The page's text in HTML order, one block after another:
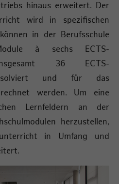
hinaus erweitert. Der
wird in spezifischen
in der Berufsschule
à sechs ECTS-
36 ECTS-
und für das
werden. Um eine
Lernfeldern an der
herzustellen,
in Umfang und